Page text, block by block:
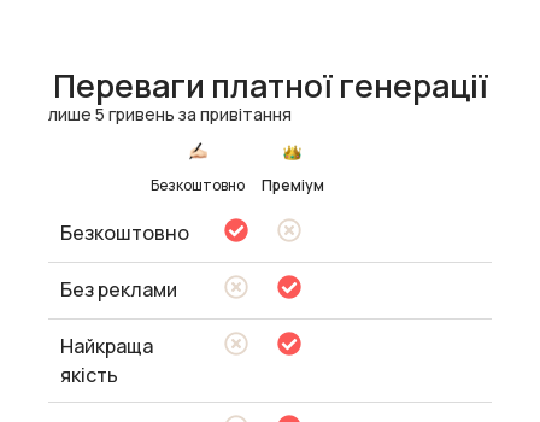
Переваги платної генерації
лише 5 гривень за привітання
Безкоштовно Преміум
Безкоштовно
Без реклами
Найкраща
якість